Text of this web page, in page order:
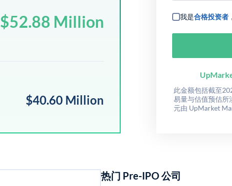
$52.88 Million
$40.60 Million
我是合格投资者
此金额包括截至
易量与估值预估所
元由 UpMarket
热门 Pre-IPO 公司